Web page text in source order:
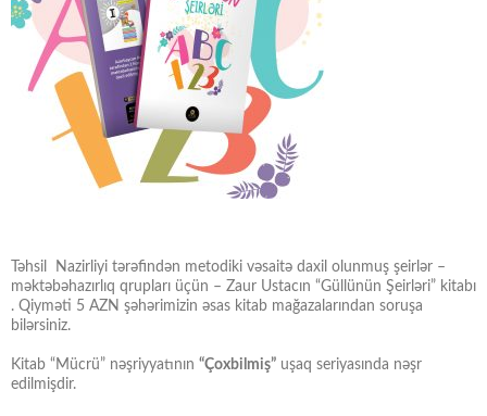
Təhsil Nazirliyi tərəfindən metodiki vəsaitə daxil olunmuş şeirlər –
məktəbəhazırlıq qrupları üçün – Zaur Ustacın “Güllünün Şeirləri” kitabı
. Qiyməti 5 AZN şəhərimizin əsas kitab mağazalarından soruşa
bilərsiniz.
Kitab “Mücrü” nəşriyyatının “Çoxbilmiş” uşaq seriyasında nəşr
edilmişdir.